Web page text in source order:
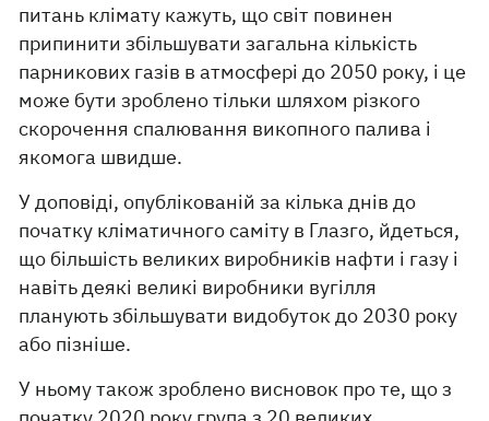
питань клімату кажуть, що світ повинен
припинити збільшувати загальна кількість
парникових газів в атмосфері до 2050 року, і це
може бути зроблено тільки шляхом різкого
скорочення спалювання викопного палива і
якомога швидше.
У доповіді, опублікованій за кілька днів до
початку кліматичного саміту в Глазго, йдеться,
що більшість великих виробників нафти і газу і
навіть деякі великі виробники вугілля
планують збільшувати видобуток до 2030 року
або пізніше.
У ньому також зроблено висновок про те, що з